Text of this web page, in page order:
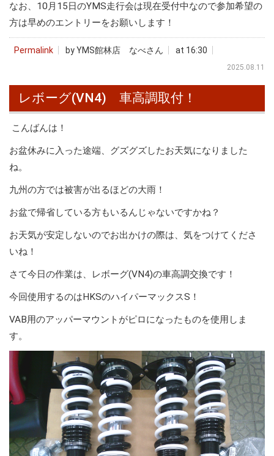
なお、10月15日のYMS走行会は現在受付中なので参加希望の
方は早めのエントリーをお願いします！
Permalink by YMS館林店 なべさん at 16:30
2025.08.11
レボーグ(VN4) 車高調取付！
こんばんは！
お盆休みに入った途端、グズグズしたお天気になりました
ね。
九州の方では被害が出るほどの大雨！
お盆で帰省している方もいるんじゃないですかね？
お天気が安定しないのでお出かけの際は、気をつけてくださ
いね！
さて今日の作業は、レボーグ(VN4)の車高調交換です！
今回使用するのはHKSのハイパーマックスS！
VAB用のアッパーマウントがピロになったものを使用しま
す。